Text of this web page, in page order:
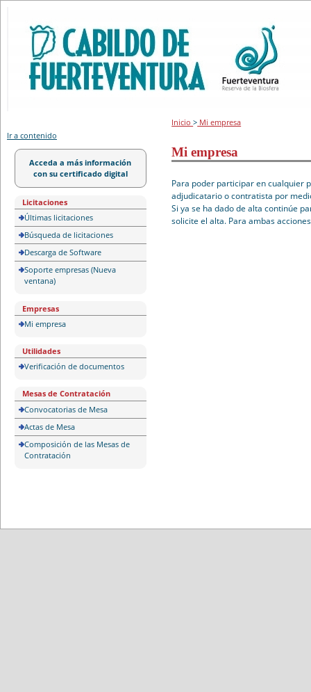
Ir a contenido
Acceda a más información
con su certificado digital
Licitaciones
Últimas licitaciones
Búsqueda de licitaciones
Descarga de Software
Soporte empresas (Nueva
ventana)
Empresas
Mi empresa
Utilidades
Verificación de documentos
Mesas de Contratación
Convocatorias de Mesa
Actas de Mesa
Composición de las Mesas de
Contratación
Inicio> Mi empresa
Mi empresa
Para poder participar en cualquier
adjudicatario o contratista por
Si ya se ha dado de alta continúe
solicite el alta. Para ambas